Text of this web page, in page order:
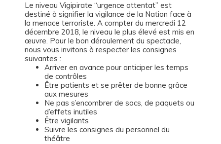
Le niveau Vigipirate “urgence attentat” est
destiné à signifier la vigilance de la Nation face à
la menace terroriste. A compter du mercredi 12
décembre 2018, le niveau le plus élevé est mis en
œuvre. Pour le bon déroulement du spectacle,
nous vous invitons à respecter les consignes
suivantes :
Arriver en avance pour anticiper les temps
de contrôles
Être patients et se prêter de bonne grâce
aux mesures
Ne pas s’encombrer de sacs, de paquets ou
d’effets inutiles
Être vigilants
Suivre les consignes du personnel du
théâtre